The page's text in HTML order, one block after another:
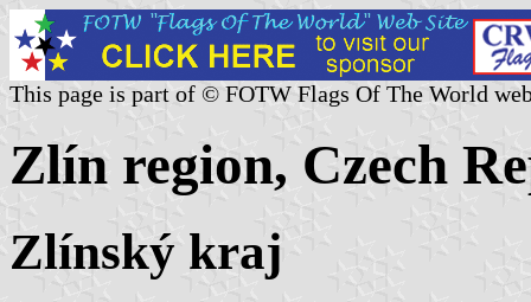
This page is part of © FOTW Flags Of The World
Zlín region, Czech
Zlínský kraj